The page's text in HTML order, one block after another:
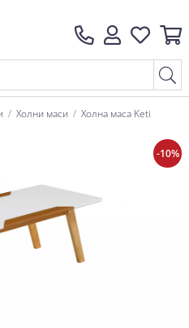
Холни маси Холна маса Keti
-10%